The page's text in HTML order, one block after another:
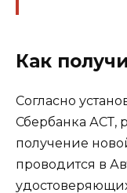
Как
Согласно
Сбербанка АСТ,
получение
проводится в